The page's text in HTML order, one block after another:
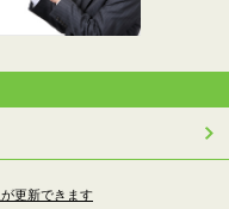
更新できます